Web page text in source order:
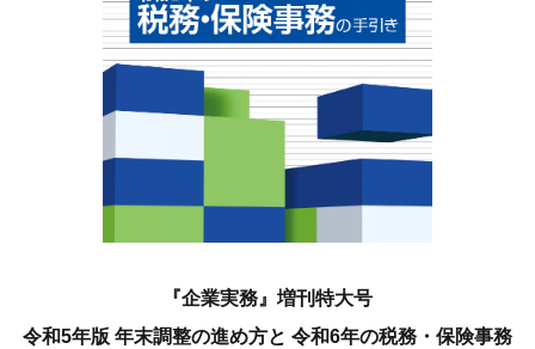
『企業実務』増刊特大号
令和5年版 年末調整の進め方と 令和6年の税務・保険事務